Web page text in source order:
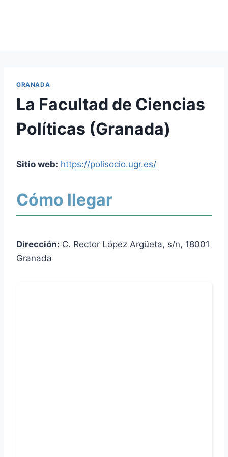
GRANADA
La Facultad de Ciencias
Políticas (Granada)
Sitio web: https://polisocio.ugr.es/
Cómo llegar
Dirección: C. Rector López Argüeta, s/n, 18001
Granada